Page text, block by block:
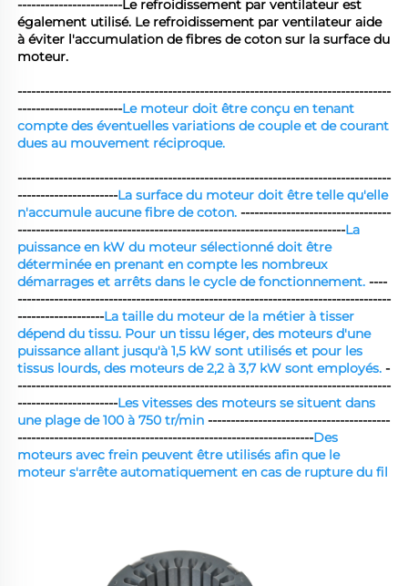
-----------------------Le refroidissement par ventilateur est
également utilisé. Le refroidissement par ventilateur aide
à éviter l'accumulation de fibres de coton sur la surface du
moteur.
----------------------------------------------------------------------------------
-----------------------Le moteur doit être conçu en tenant
compte des éventuelles variations de couple et de courant
dues au mouvement réciproque.
----------------------------------------------------------------------------------
----------------------La surface du moteur doit être telle qu'elle
n'accumule aucune fibre de coton. ---------------------------------
------------------------------------------------------------------------La
puissance en kW du moteur sélectionné doit être
déterminée en prenant en compte les nombreux
démarrages et arrêts dans le cycle de fonctionnement. ----
----------------------------------------------------------------------------------
-------------------La taille du moteur de la métier à tisser
dépend du tissu. Pour un tissu léger, des moteurs d'une
puissance allant jusqu'à 1,5 kW sont utilisés et pour les
tissus lourds, des moteurs de 2,2 à 3,7 kW sont employés. -
----------------------------------------------------------------------------------
----------------------Les vitesses des moteurs se situent dans
une plage de 100 à 750 tr/min ----------------------------------------
-----------------------------------------------------------------Des
moteurs avec frein peuvent être utilisés afin que le